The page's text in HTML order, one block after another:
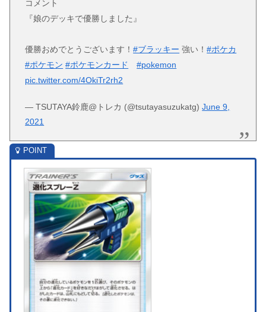
コメント
『娘のデッキで優勝しました』
優勝おめでとうございます！#ブラッキー 強い！#ポケカ
#ポケモン #ポケモンカード
#pokemon
pic.twitter.com/4OkiTr2rh2
— TSUTAYA鈴鹿@トレカ (@tsutayasuzukatg)June 9,
2021